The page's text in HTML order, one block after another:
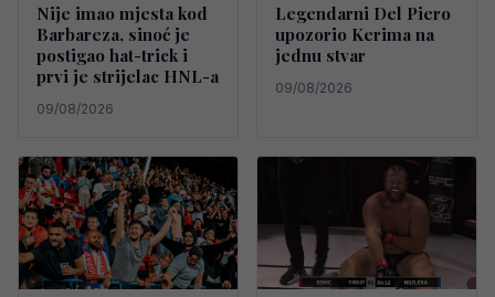
Nije imao mjesta kod
Barbareza, sinoć je
postigao hat-trick i
prvi je strijelac HNL-a
09/08/2026
Legendarni Del Piero
upozorio Kerima na
jednu stvar
09/08/2026